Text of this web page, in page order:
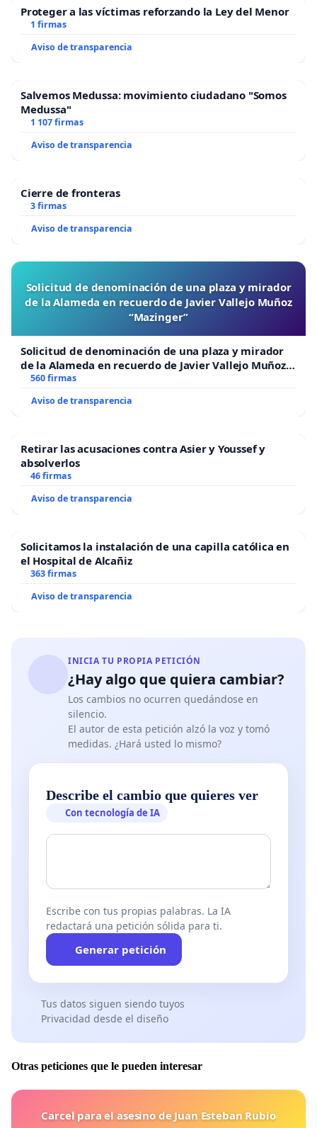
Proteger a las víctimas reforzando la Ley del Menor
1 firmas
Aviso de transparencia
Salvemos Medussa: movimiento ciudadano "Somos
Medussa"
1 107 firmas
Aviso de transparencia
Cierre de fronteras
3 firmas
Aviso de transparencia
Solicitud de denominación de una plaza y mirador
de la Alameda en recuerdo de Javier Vallejo Muñoz
“Mazinger”
Solicitud de denominación de una plaza y mirador
de la Alameda en recuerdo de Javier Vallejo Muñoz
“Mazinger”
560 firmas
Aviso de transparencia
Retirar las acusaciones contra Asier y Youssef y
absolverlos
46 firmas
Aviso de transparencia
Solicitamos la instalación de una capilla católica en
el Hospital de Alcañiz
363 firmas
Aviso de transparencia
INICIA TU PROPIA PETICIÓN
¿Hay algo que quiera cambiar?
Los cambios no ocurren quedándose en
silencio.
El autor de esta petición alzó la voz y tomó
medidas. ¿Hará usted lo mismo?
Describe el cambio que quieres ver
Con tecnología de IA
Escribe con tus propias palabras. La IA
redactará una petición sólida para ti.
Generar petición
Tus datos siguen siendo tuyos
Privacidad desde el diseño
Otras peticiones que le pueden interesar
Carcel para el asesino de Juan Esteban Rubio